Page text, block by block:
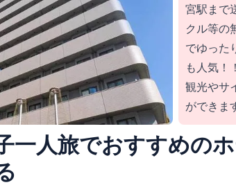
宮駅まで
クル等の
でゆった
も人気！
観光やサ
ができま
一人旅でおすすめの